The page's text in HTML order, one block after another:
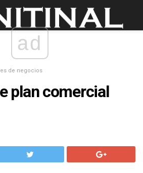
ad
de negocios
plan comercial